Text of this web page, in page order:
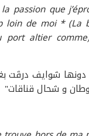
la passion que
loin de moi * (La
port altier
شوايف درڤت
و شحال قناقات"